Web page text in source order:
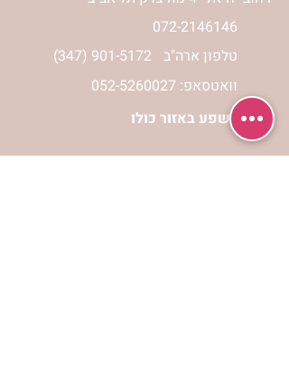
072-2146146
(347) 901-5172 טלפון ארה"ב
וואטסאפ: 052-5260027
חניה בשפע באזור כולו